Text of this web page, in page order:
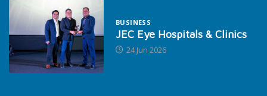
BUSINESS
JEC Eye Hospitals & Clinics
24 Jun 2026